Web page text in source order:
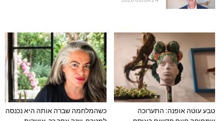
טבע עוטה אופנה: התערוכה
כשהמלחמה שברה אותה היא נכנסה